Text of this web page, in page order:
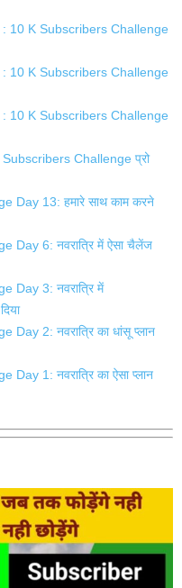
10 K Subscribers Challenge
10 K Subscribers Challenge
10 K Subscribers Challenge
Challenge प्रो
Day 13: हमारे साथ काम करने
Day 6: नवरात्रि में ऐसा चैलेंज
Day 3: नवरात्रि में
2: नवरात्रि का धांसू प्लान
1: नवरात्रि का ऐसा प्लान